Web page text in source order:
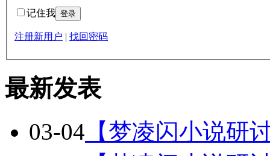
记住我
注册新用户 | 找回密码
最新发表
03-04 【梦凌闪小说研